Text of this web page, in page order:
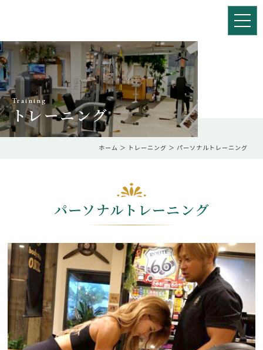
Training
トレーニング
ホーム ＞ トレーニング ＞ パーソナルトレーニング
パーソナルトレーニング